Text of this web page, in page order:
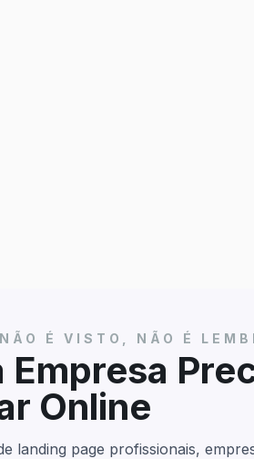
É VISTO, NÃO É
Empresa
Online
landing page profissionais,